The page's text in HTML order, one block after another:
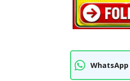
WhatsApp